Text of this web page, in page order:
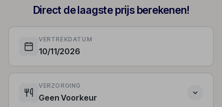
Direct de laagste prijs berekenen!
VERTREKDATUM
10/11/2026
VERZORGING
Geen Voorkeur